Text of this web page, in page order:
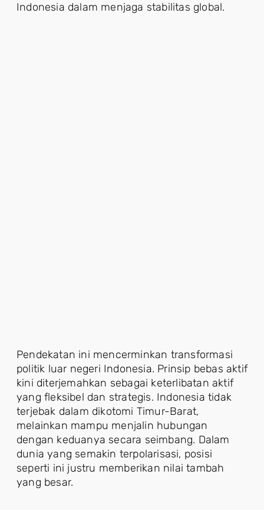
Indonesia dalam menjaga stabilitas global.
Pendekatan ini mencerminkan transformasi
politik luar negeri Indonesia. Prinsip bebas aktif
kini diterjemahkan sebagai keterlibatan aktif
yang fleksibel dan strategis. Indonesia tidak
terjebak dalam dikotomi Timur-Barat,
melainkan mampu menjalin hubungan
dengan keduanya secara seimbang. Dalam
dunia yang semakin terpolarisasi, posisi
seperti ini justru memberikan nilai tambah
yang besar.